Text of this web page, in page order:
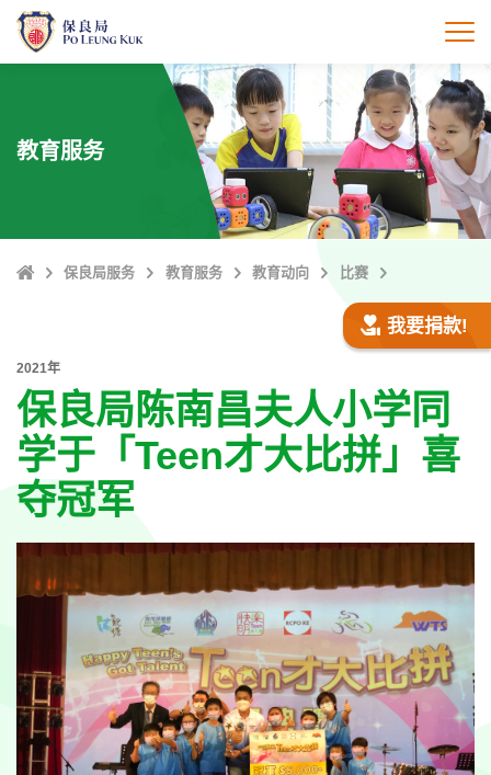
打
教育服务
Home保良局服务 教育服务 教育动向 比赛
我要捐款!
2021年
保良局陈南昌夫人小学同
学于「Teen才大比拼」喜
夺冠军